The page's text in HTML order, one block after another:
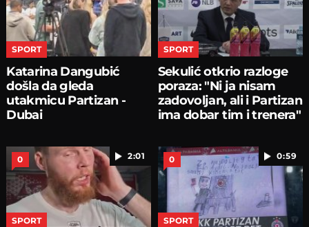
SPORT
Katarina Dangubić
došla da gleda
utakmicu Partizan -
Dubai
SPORT
Sekulić otkrio razloge
poraza: "Ni ja nisam
zadovoljan, ali i Partizan
ima dobar tim i trenera"
2:01
0
SPORT
0:59
0
SPORT